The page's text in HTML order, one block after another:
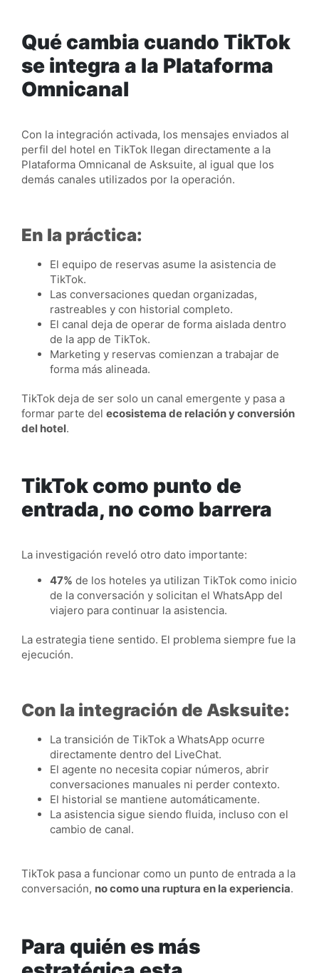
Qué cambia cuando TikTok
se integra a la Plataforma
Omnicanal
Con la integración activada, los mensajes enviados al
perfil del hotel en TikTok llegan directamente a la
Plataforma Omnicanal de Asksuite, al igual que los
demás canales utilizados por la operación.
En la práctica:
El equipo de reservas asume la asistencia de
TikTok.
Las conversaciones quedan organizadas,
rastreables y con historial completo.
El canal deja de operar de forma aislada dentro
de la app de TikTok.
Marketing y reservas comienzan a trabajar de
forma más alineada.
TikTok deja de ser solo un canal emergente y pasa a
formar parte del ecosistema de relación y conversión
del hotel.
TikTok como punto de
entrada, no como barrera
La investigación reveló otro dato importante:
47% de los hoteles ya utilizan TikTok como inicio
de la conversación y solicitan el WhatsApp del
viajero para continuar la asistencia.
La estrategia tiene sentido. El problema siempre fue la
ejecución.
Con la integración de Asksuite:
La transición de TikTok a WhatsApp ocurre
directamente dentro del LiveChat.
El agente no necesita copiar números, abrir
conversaciones manuales ni perder contexto.
El historial se mantiene automáticamente.
La asistencia sigue siendo fluida, incluso con el
cambio de canal.
TikTok pasa a funcionar como un punto de entrada a la
conversación, no como una ruptura en la experiencia.
Para quién es más